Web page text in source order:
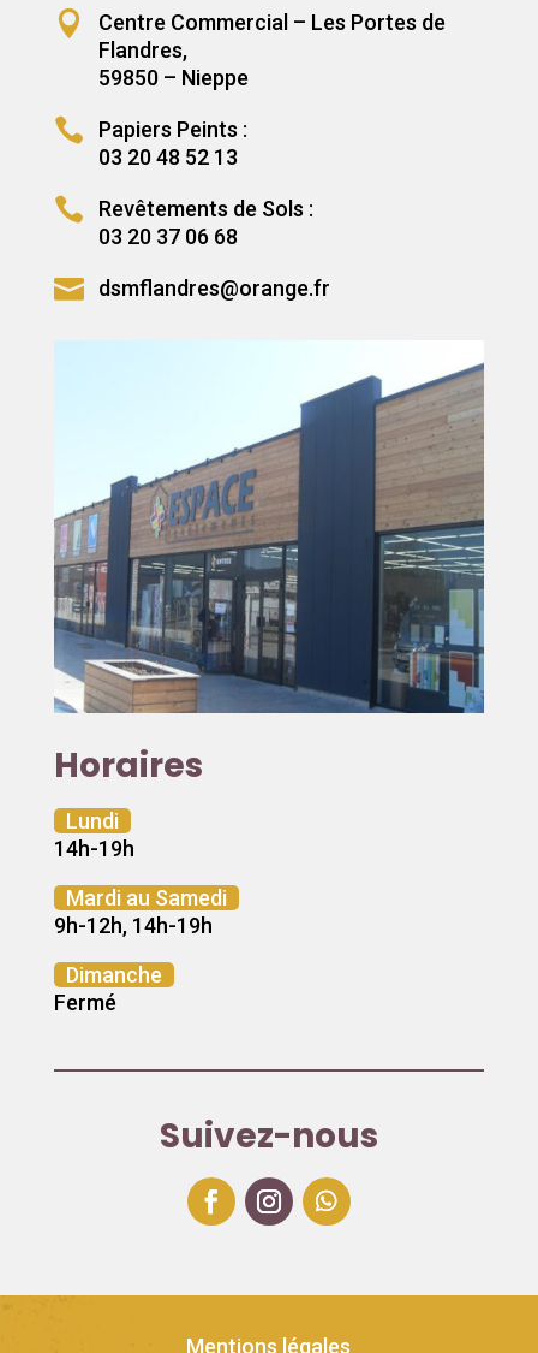

Centre Commercial – Les Portes de
Flandres,
59850 – Nieppe

Papiers Peints :
03 20 48 52 13

Revêtements de Sols :
03 20 37 06 68
 dsmflandres@orange.fr
Horaires
Lundi
14h-19h
Mardi au Samedi
9h-12h, 14h-19h
Dimanche
Fermé
Suivez-nous
Mentions légales